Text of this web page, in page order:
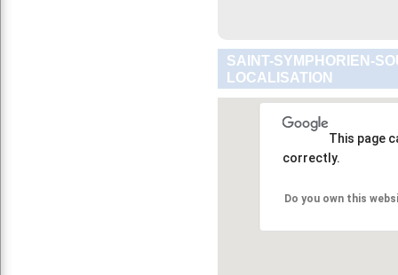
SAINT-SYMPHORIEN-
LOCALISATION
This page
correctly.
Do you own this